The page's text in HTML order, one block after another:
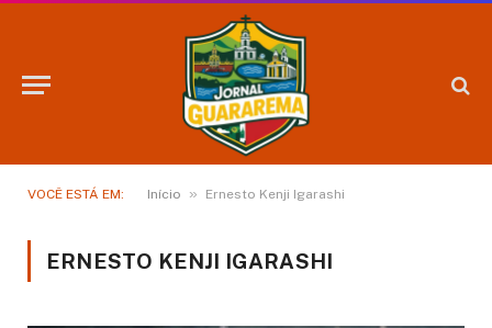
VOCÊ ESTÁ EM: Início » Ernesto Kenji Igarashi
ERNESTO KENJI IGARASHI